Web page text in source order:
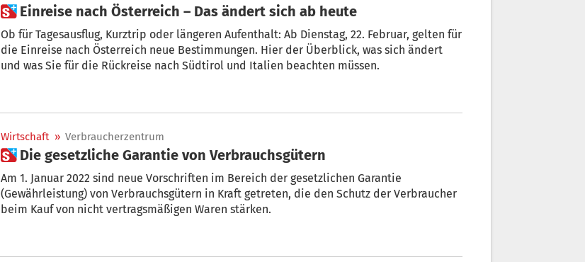
 Einreise nach Österreich – Das ändert sich ab heute
Ob für Tagesausflug, Kurztrip oder längeren Aufenthalt: Ab Dienstag, 22. Februar, gelten für
die Einreise nach Österreich neue Bestimmungen. Hier der Überblick, was sich ändert
und was Sie für die Rückreise nach Südtirol und Italien beachten müssen.
Wirtschaft » Verbraucherzentrum
 Die gesetzliche Garantie von Verbrauchsgütern
Am 1. Januar 2022 sind neue Vorschriften im Bereich der gesetzlichen Garantie
(Gewährleistung) von Verbrauchsgütern in Kraft getreten, die den Schutz der Verbraucher
beim Kauf von nicht vertragsmäßigen Waren stärken.